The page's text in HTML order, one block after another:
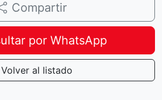
Compartir
por WhatsApp
al listado